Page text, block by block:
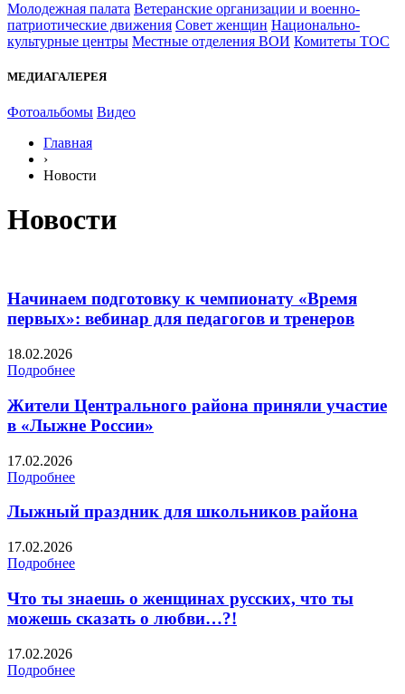
Молодежная палата Ветеранские организации и военно-
патриотические движения Совет женщин Национально-
культурные центры Местные отделения ВОИ Комитеты ТОС
МЕДИАГАЛЕРЕЯ
Фотоальбомы Видео
Главная
›
Новости
Новости
Начинаем подготовку к чемпионату «Время
первых»: вебинар для педагогов и тренеров
18.02.2026
Подробнее
Жители Центрального района приняли участие
в «Лыжне России»
17.02.2026
Подробнее
Лыжный праздник для школьников района
17.02.2026
Подробнее
Что ты знаешь о женщинах русских, что ты
можешь сказать о любви…?!
17.02.2026
Подробнее